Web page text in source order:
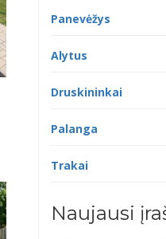
Panevėžys
Alytus
Druskininkai
Palanga
Trakai
Naujausi